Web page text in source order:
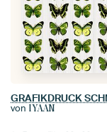
von IYAAN